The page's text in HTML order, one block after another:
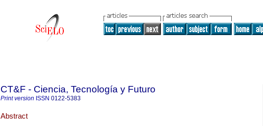
CT&F - Ciencia, Tecnología y Futuro
Print version ISSN 0122-5383
Abstract